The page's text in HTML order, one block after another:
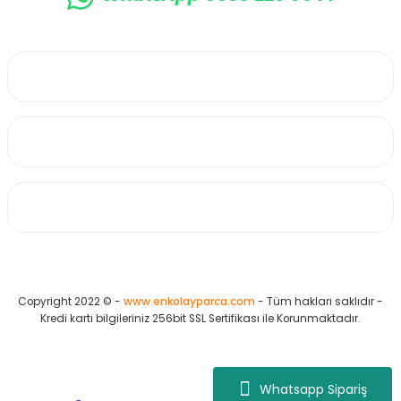
Whatsapp Sipariş
Copyright 2022 © - www.enkolayparca.com - Tüm hakları saklıdır -
Kredi kartı bilgileriniz 256bit SSL Sertifikası ile Korunmaktadır.